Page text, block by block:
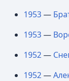
1953—
1953—
1952—
1952—